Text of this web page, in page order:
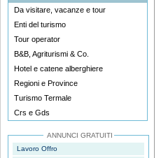
Da visitare, vacanze e tour
Enti del turismo
Tour operator
B&B, Agriturismi & Co.
Hotel e catene alberghiere
Regioni e Province
Turismo Termale
Crs e Gds
ANNUNCI GRATUITI
Lavoro Offro